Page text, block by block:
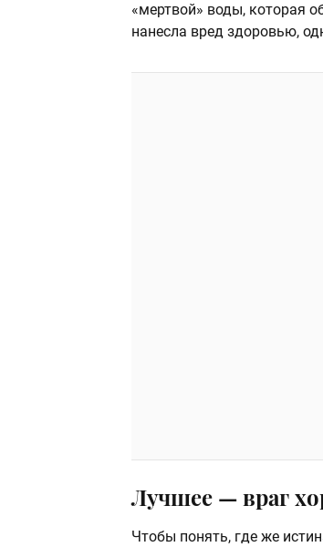
«мертвой» воды, которая
нанесла вред здоровью,
Лучшее — враг
Чтобы понять, где же